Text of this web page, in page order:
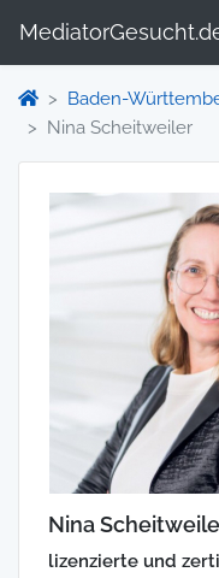
Baden-
Nina Scheitweiler
Nina
lizenzierte und